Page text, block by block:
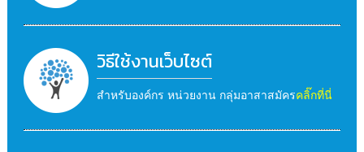
วิธีใช้งานเว็บไซต์
สำหรับองค์กร หน่วยงาน กลุ่มอาสาสมัครคลิ๊กที่นี่